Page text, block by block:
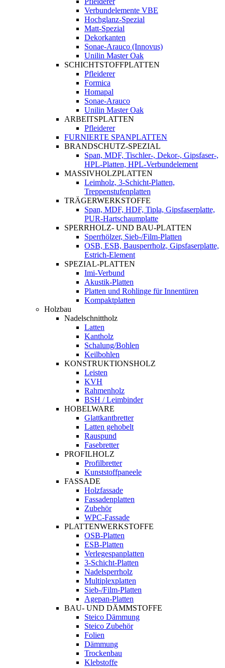
Verbundelemente VBE
Hochglanz-Spezial
Matt-Spezial
Dekorkanten
Sonae-Arauco (Innovus)
Unilin Master Oak
SCHICHTSTOFFPLATTEN
Pfleiderer
Formica
Homapal
Sonae-Arauco
Unilin Master Oak
ARBEITSPLATTEN
Pfleiderer
FURNIERTE SPANPLATTEN
BRANDSCHUTZ-SPEZIAL
Span, MDF, Tischler-, Dekor-, Gipsfaser-,
HPL-Platten, HPL-Verbundelement
MASSIVHOLZPLATTEN
Leimholz, 3-Schicht-Platten,
Treppenstufenplatten
TRÄGERWERKSTOFFE
Span, MDF, HDF, Tipla, Gipsfaserplatte,
PUR-Hartschaumplatte
SPERRHOLZ- UND BAU-PLATTEN
Sperrhölzer, Sieb-/Film-Platten
OSB, ESB, Bausperrholz, Gipsfaserplatte,
Estrich-Element
SPEZIAL-PLATTEN
Imi-Verbund
Akustik-Platten
Platten und Rohlinge für Innentüren
Kompaktplatten
Holzbau
Nadelschnittholz
Latten
Kantholz
Schalung/Bohlen
Keilbohlen
KONSTRUKTIONSHOLZ
Leisten
KVH
Rahmenholz
BSH / Leimbinder
HOBELWARE
Glattkantbretter
Latten gehobelt
Rauspund
Fasebretter
PROFILHOLZ
Profilbretter
Kunststoffpaneele
FASSADE
Holzfassade
Fassadenplatten
Zubehör
WPC-Fassade
PLATTENWERKSTOFFE
OSB-Platten
ESB-Platten
Verlegespanplatten
3-Schicht-Platten
Nadelsperrholz
Multiplexplatten
Sieb-/Film-Platten
Agepan-Platten
BAU- UND DÄMMSTOFFE
Steico Dämmung
Steico Zubehör
Folien
Dämmung
Trockenbau
Klebstoffe